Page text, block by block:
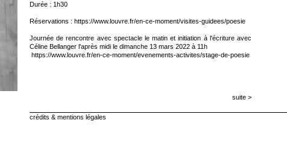
Durée : 1h30
Réservations : https://www.louvre.fr/en-ce-moment/visites-guidees/poesie
Journée de rencontre avec spectacle le matin et initiation à l'écriture avec
Céline Bellanger l'après midi le dimanche 13 mars 2022 à 11h
https://www.louvre.fr/en-ce-moment/evenements-activites/stage-de-poesie
suite >
crédits & mentions légales